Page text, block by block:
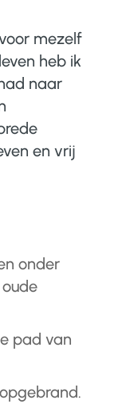
mezelf
heb ik
naar
en vrij
onder
pad van